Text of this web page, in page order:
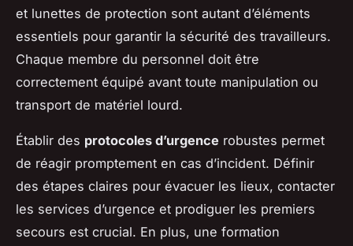
et lunettes de protection sont autant d’éléments
essentiels pour garantir la sécurité des travailleurs.
Chaque membre du personnel doit être
correctement équipé avant toute manipulation ou
transport de matériel lourd.
Établir des protocoles d’urgence robustes permet
de réagir promptement en cas d’incident. Définir
des étapes claires pour évacuer les lieux, contacter
les services d’urgence et prodiguer les premiers
secours est crucial. En plus, une formation